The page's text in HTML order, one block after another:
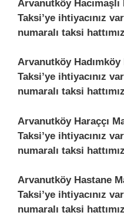
Arvanutköy
Taksi’ye ihtiyacınız
numaralı taksi
Arvanutköy
Taksi’ye ihtiyacınız
numaralı taksi
Arvanutköy Haraççı
Taksi’ye ihtiyacınız
numaralı taksi
Arvanutköy Hastane
Taksi’ye ihtiyacınız
numaralı taksi